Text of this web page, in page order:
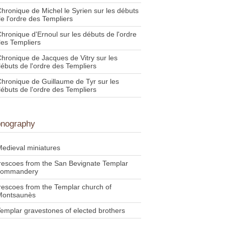
de Michel le Syrien sur les débuts
l'ordre des Templiers
d'Ernoul sur les débuts de l'ordre
Templiers
de Jacques de Vitry sur les
de l'ordre des Templiers
de Guillaume de Tyr sur les
de l'ordre des Templiers
miniatures
from the San Bevignate Templar
from the Templar church of
gravestones of elected brothers